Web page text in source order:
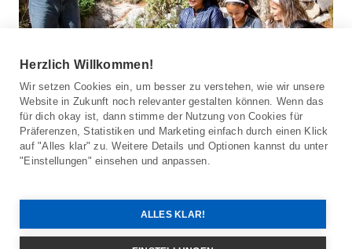
Herzlich Willkommen!
Wir setzen Cookies ein, um besser zu verstehen, wie wir unsere
Website in Zukunft noch relevanter gestalten können. Wenn das
für dich okay ist, dann stimme der Nutzung von Cookies für
Präferenzen, Statistiken und Marketing einfach durch einen Klick
auf "Alles klar" zu. Weitere Details und Optionen kannst du unter
"Einstellungen" einsehen und anpassen.
ALLES KLAR!